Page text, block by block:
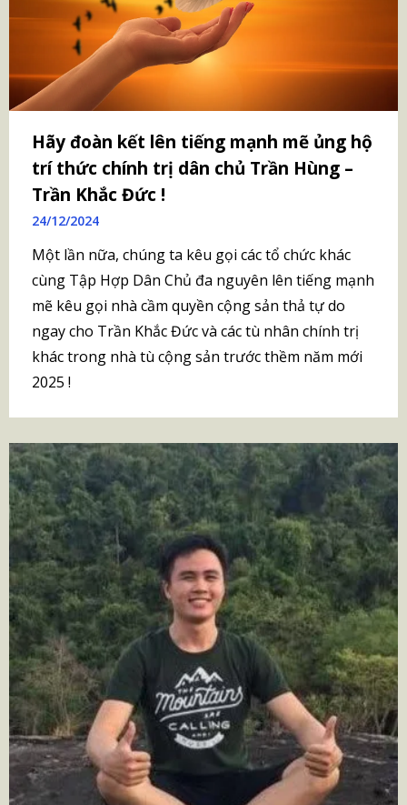
Hãy đoàn kết lên tiếng mạnh mẽ ủng hộ
trí thức chính trị dân chủ Trần Hùng –
Trần Khắc Đức !
24/12/2024
Một lần nữa, chúng ta kêu gọi các tổ chức khác
cùng Tập Hợp Dân Chủ đa nguyên lên tiếng mạnh
mẽ kêu gọi nhà cầm quyền cộng sản thả tự do
ngay cho Trần Khắc Đức và các tù nhân chính trị
khác trong nhà tù cộng sản trước thềm năm mới
2025 !